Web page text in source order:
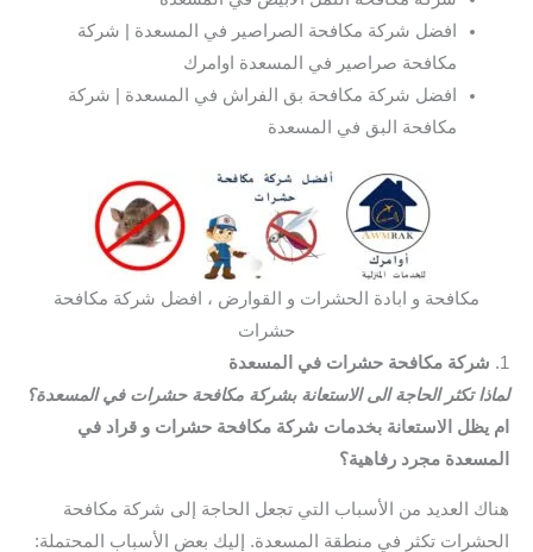
افضل شركة مكافحة الصراصير في المسعدة | شركة
مكافحة صراصير في المسعدة اوامرك
افضل شركة مكافحة بق الفراش في المسعدة | شركة
مكافحة البق في المسعدة
مكافحة و ابادة الحشرات و القوارض ، افضل شركة مكافحة
حشرات
1.
شركة مكافحة حشرات في المسعدة
لماذا تكثر الحاجة الى الاستعانة بشركة مكافحة حشرات في المسعدة؟
ام يظل الاستعانة بخدمات شركة مكافحة حشرات و قراد في
المسعدة مجرد رفاهية؟
هناك العديد من الأسباب التي تجعل الحاجة إلى شركة مكافحة
الحشرات تكثر في منطقة المسعدة. إليك بعض الأسباب المحتملة: